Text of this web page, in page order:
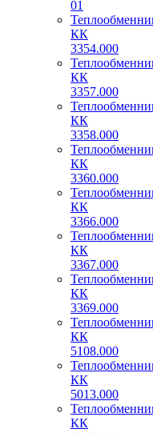
01
КК
3354.000
КК
3357.000
КК
3358.000
КК
3360.000
КК
3366.000
КК
3367.000
КК
3369.000
КК
5108.000
КК
5013.000
КК